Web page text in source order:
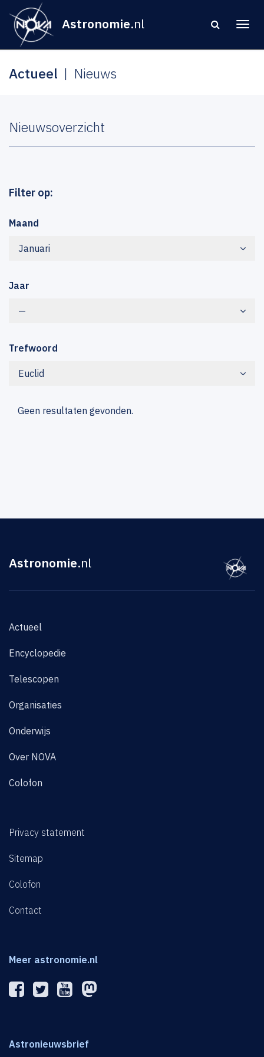
Astronomie.nl
Actueel Nieuws
Nieuwsoverzicht
Filter op:
Maand
Januari
Jaar
—
Trefwoord
Euclid
Geen resultaten gevonden.
Astronomie.nl
Actueel
Encyclopedie
Telescopen
Organisaties
Onderwijs
Over NOVA
Colofon
Privacy statement
Sitemap
Colofon
Contact
Meer astronomie.nl
Astronieuwsbrief